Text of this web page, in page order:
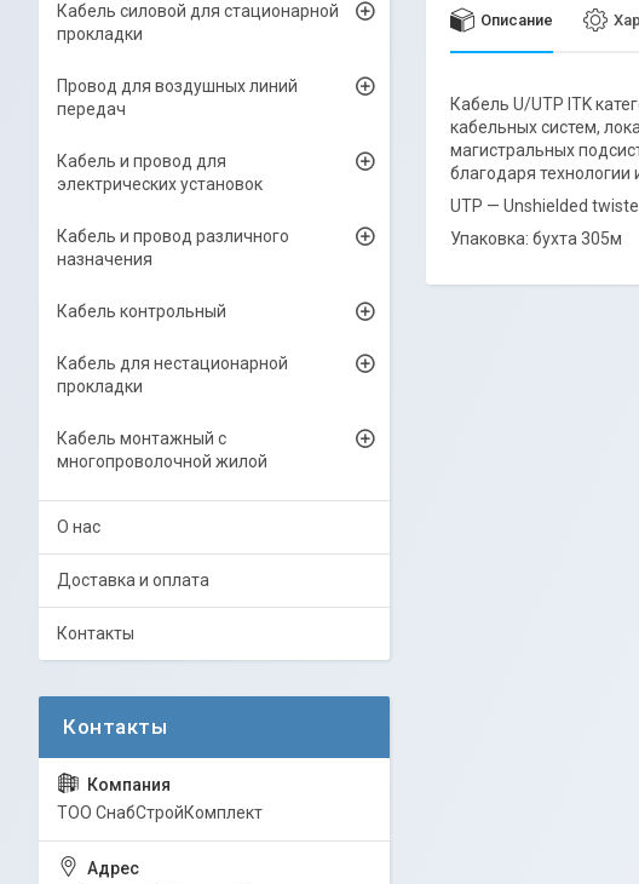
Описание
Кабель U/UTP ITK
кабельных систем,
магистральных
благодаря
UTP — Unshielded
Упаковка: бухта 305м
Кабель силовой для стационарной
прокладки
Провод для воздушных линий
передач
Кабель и провод для
электрических установок
Кабель и провод различного
назначения
Кабель контрольный
Кабель для нестационарной
прокладки
Кабель монтажный с
многопроволочной жилой
О нас
Доставка и оплата
Контакты
ТОО СнабСтройКомплект